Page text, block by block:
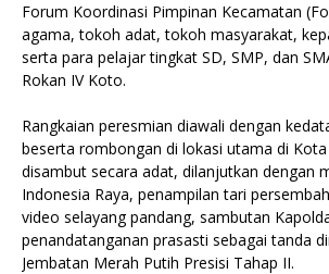
Forum Koordinasi Pimpinan Kecamatan
agama, tokoh adat, tokoh masyarakat,
serta para pelajar tingkat SD, SMP, dan
Rokan IV Koto.
Rangkaian peresmian diawali dengan
beserta rombongan di lokasi utama di
disambut secara adat, dilanjutkan dengan
Indonesia Raya, penampilan tari
video selayang pandang, sambutan
penandatanganan prasasti sebagai tanda
Jembatan Merah Putih Presisi Tahap II.